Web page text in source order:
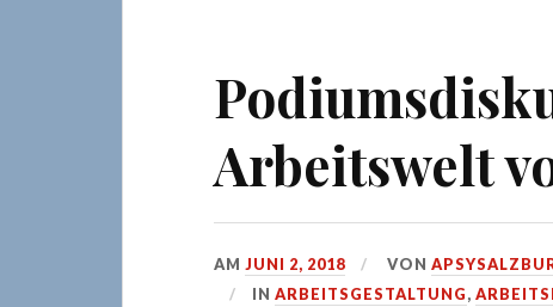
Arbeitswelt
AMJUNI 2, 2018 VON
IN ARBEITSGESTALTUNG,